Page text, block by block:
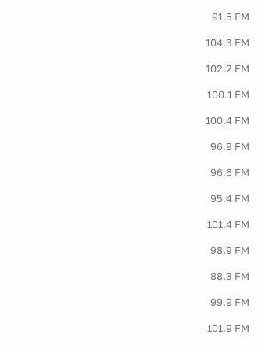
91.5 FM
104.3 FM
102.2 FM
100.1 FM
100.4 FM
96.9 FM
96.6 FM
95.4 FM
101.4 FM
98.9 FM
88.3 FM
99.9 FM
101.9 FM